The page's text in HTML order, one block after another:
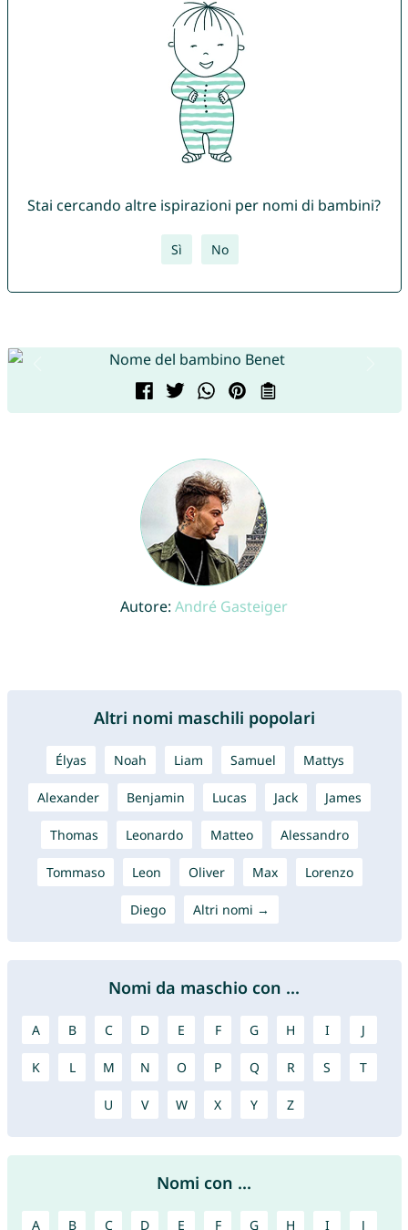
Stai cercando altre ispirazioni per nomi di bambini?
Sì No
Autore: André Gasteiger
Altri nomi maschili popolari
Élyas Noah Liam Samuel Mattys
Alexander Benjamin Lucas Jack James
Thomas Leonardo Matteo Alessandro
Tommaso Leon Oliver Max Lorenzo
Diego Altri nomi →
Nomi da maschio con ...
A B C D E F G H I J
K L M N O P Q R S T
U V W X Y Z
Nomi con ...
A B C D E F G H I J